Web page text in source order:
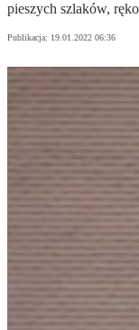
pieszych szlaków,
Publikacja: 19.01.2022 06:36